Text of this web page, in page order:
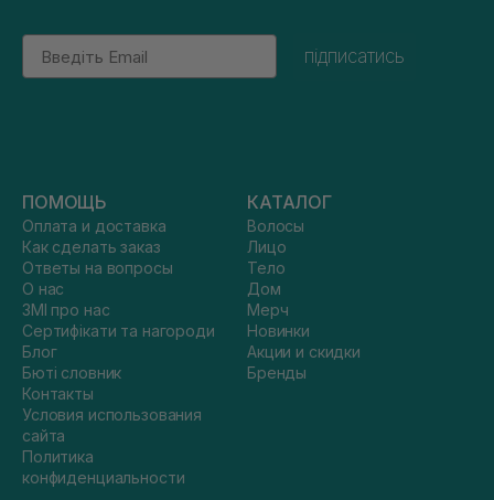
Email
підписатись
ПОМОЩЬ
Оплата и доставка
Как сделать заказ
Ответы на вопросы
О нас
ЗМІ про нас
Сертифікати та нагороди
Блог
Бюті словник
Контакты
Условия использования
сайта
Политика
конфиденциальности
КАТАЛОГ
Волосы
Лицо
Тело
Дом
Мерч
Новинки
Акции и скидки
Бренды